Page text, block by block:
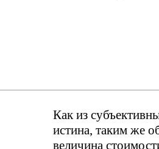
Как из
истина, таким же
величина